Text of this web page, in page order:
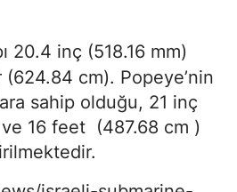
20.4 inç (518.16 mm)
cm). Popeye’nin
sahip olduğu, 21 inç
16 feet (487.68 cm )